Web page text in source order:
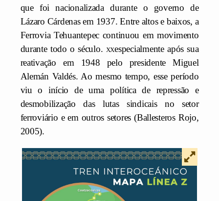
que foi nacionalizada durante o governo de
Lázaro Cárdenas em 1937. Entre altos e baixos, a
Ferrovia Tehuantepec continuou em movimento
durante todo o século. xxespecialmente após sua
reativação em 1948 pelo presidente Miguel
Alemán Valdés. Ao mesmo tempo, esse período
viu o início de uma política de repressão e
desmobilização das lutas sindicais no setor
ferroviário e em outros setores (Ballesteros Rojo,
2005).